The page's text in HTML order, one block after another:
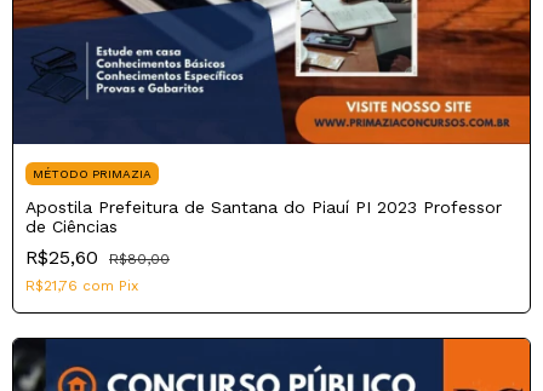
MÉTODO PRIMAZIA
Apostila Prefeitura de Santana do Piauí PI 2023 Professor
de Ciências
R$25,60
R$80,00
R$21,76 com Pix